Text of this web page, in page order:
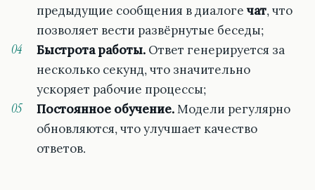
предыдущие сообщения в диалоге чат, что
позволяет вести развёрнутые беседы;
Быстрота работы. Ответ генерируется за
несколько секунд, что значительно
ускоряет рабочие процессы;
Постоянное обучение.Модели регулярно
обновляются, что улучшает качество
ответов.